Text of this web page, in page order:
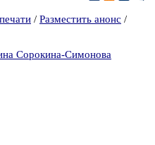
/ Разместить анонс /
Сорокина-Симонова